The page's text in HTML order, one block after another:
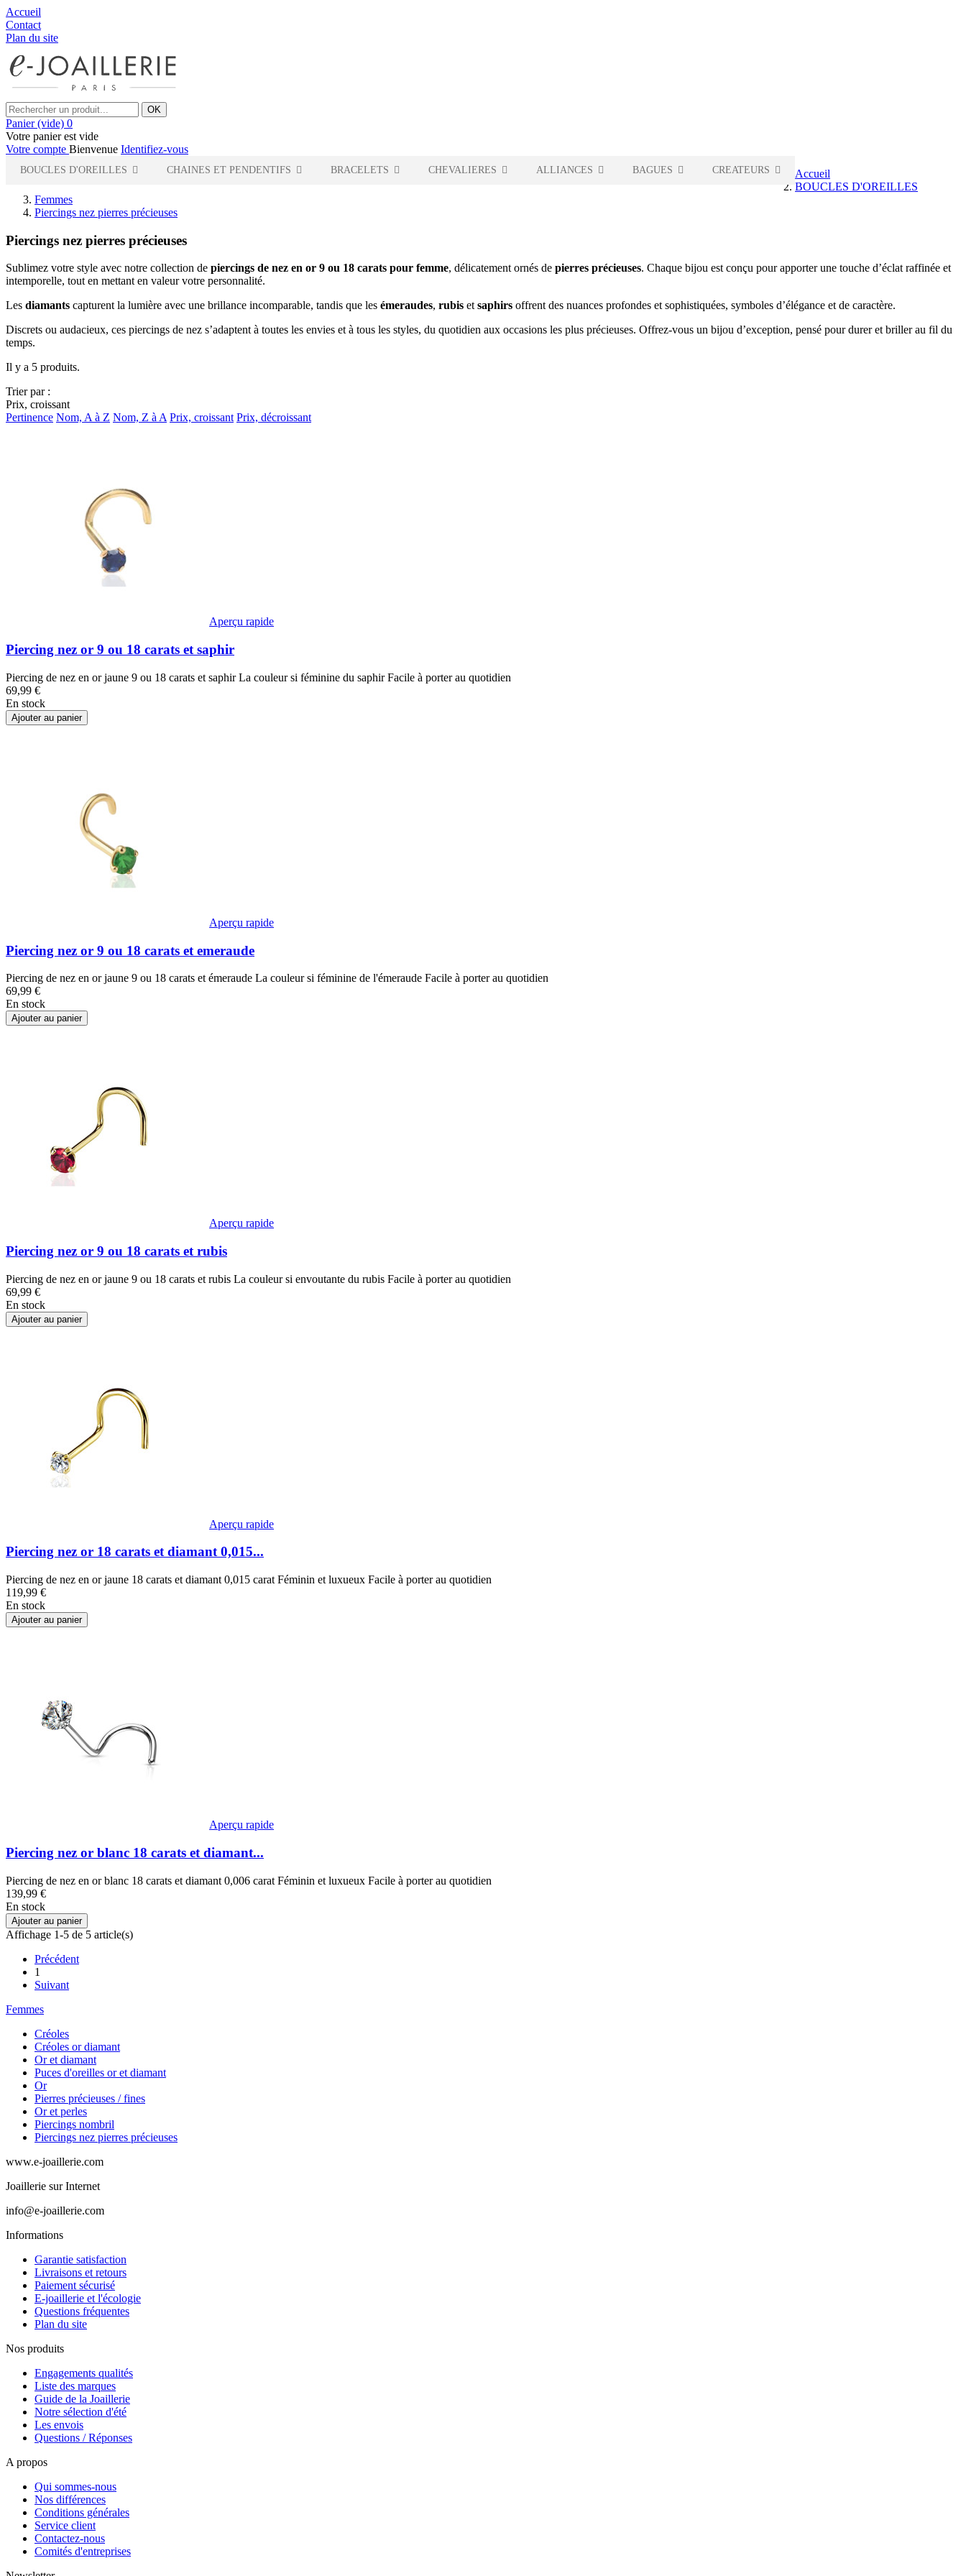
Accueil
Contact
Plan du site
OK
Panier (vide) 0
Votre panier est vide
Votre compte Bienvenue Identifiez-vous
BOUCLES D'OREILLES CHAINES ET PENDENTIFS BRACELETS CHEVALIERES ALLIANCES BAGUES CREATEURS
Accueil
BOUCLES D'OREILLES
Femmes
Piercings nez pierres précieuses
Piercings nez pierres précieuses
Sublimez votre style avec notre collection de piercings de nez en or 9 ou 18 carats pour femme, délicatement ornés de pierres précieuses. Chaque bijou est conçu pour apporter une touche d’éclat raffinée et
intemporelle, tout en mettant en valeur votre personnalité.
Les diamants capturent la lumière avec une brillance incomparable, tandis que les émeraudes, rubis etsaphirs offrent des nuances profondes et sophistiquées, symboles d’élégance et de caractère.
Discrets ou audacieux, ces piercings de nez s’adaptent à toutes les envies et à tous les styles, du quotidien aux occasions les plus précieuses. Offrez-vous un bijou d’exception, pensé pour durer et briller au fil du
temps.
Il y a 5 produits.
Trier par :
Prix, croissant
Pertinence Nom, A à Z Nom, Z à A Prix, croissant Prix, décroissant
Aperçu rapide
Piercing nez or 9 ou 18 carats et saphir
Piercing de nez en or jaune 9 ou 18 carats et saphir La couleur si féminine du saphir Facile à porter au quotidien
69,99 €
En stock
Ajouter au panier
Aperçu rapide
Piercing nez or 9 ou 18 carats et emeraude
Piercing de nez en or jaune 9 ou 18 carats et émeraude La couleur si féminine de l'émeraude Facile à porter au quotidien
69,99 €
En stock
Ajouter au panier
Aperçu rapide
Piercing nez or 9 ou 18 carats et rubis
Piercing de nez en or jaune 9 ou 18 carats et rubis La couleur si envoutante du rubis Facile à porter au quotidien
69,99 €
En stock
Ajouter au panier
Aperçu rapide
Piercing nez or 18 carats et diamant 0,015...
Piercing de nez en or jaune 18 carats et diamant 0,015 carat Féminin et luxueux Facile à porter au quotidien
119,99 €
En stock
Ajouter au panier
Aperçu rapide
Piercing nez or blanc 18 carats et diamant...
Piercing de nez en or blanc 18 carats et diamant 0,006 carat Féminin et luxueux Facile à porter au quotidien
139,99 €
En stock
Ajouter au panier
Affichage 1-5 de 5 article(s)
Précédent
1
Suivant
Femmes
Créoles
Créoles or diamant
Or et diamant
Puces d'oreilles or et diamant
Or
Pierres précieuses / fines
Or et perles
Piercings nombril
Piercings nez pierres précieuses
www.e-joaillerie.com
Joaillerie sur Internet
info@e-joaillerie.com
Informations
Garantie satisfaction
Livraisons et retours
Paiement sécurisé
E-joaillerie et l'écologie
Questions fréquentes
Plan du site
Nos produits
Engagements qualités
Liste des marques
Guide de la Joaillerie
Notre sélection d'été
Les envois
Questions / Réponses
A propos
Qui sommes-nous
Nos différences
Conditions générales
Service client
Contactez-nous
Comités d'entreprises